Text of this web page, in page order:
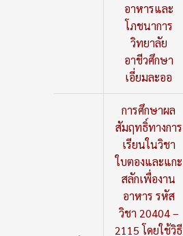
อาหารและ
โภชนาการ
วิทยาลัย
อาชีวศึกษา
เอี่ยมละออ
การศึกษาผล
สัมฤทธิ์ทางการ
เรียนในวิชา
ใบตองและแกะ
สลักเพื่องาน
อาหาร รหัส
วิชา 20404 –
2115 โดยใช้วิธี